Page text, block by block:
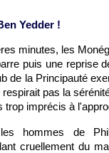
Yedder !
minutes, les
puis une reprise
de la Principauté
respirait pas la
trop imprécis à
les hommes de
cruellement du